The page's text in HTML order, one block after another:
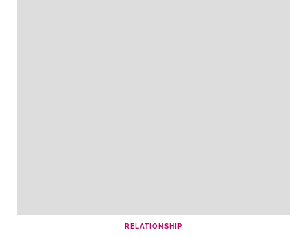
RELATIONSHIP